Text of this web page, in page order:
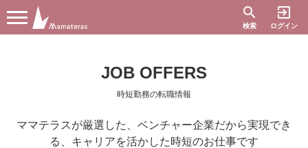
search
検索
exit_to_app
ログイン
JOB OFFERS
時短勤務の転職情報
ママテラスが厳選した、ベンチャー企業だから実現でき
る、キャリアを活かした時短のお仕事です